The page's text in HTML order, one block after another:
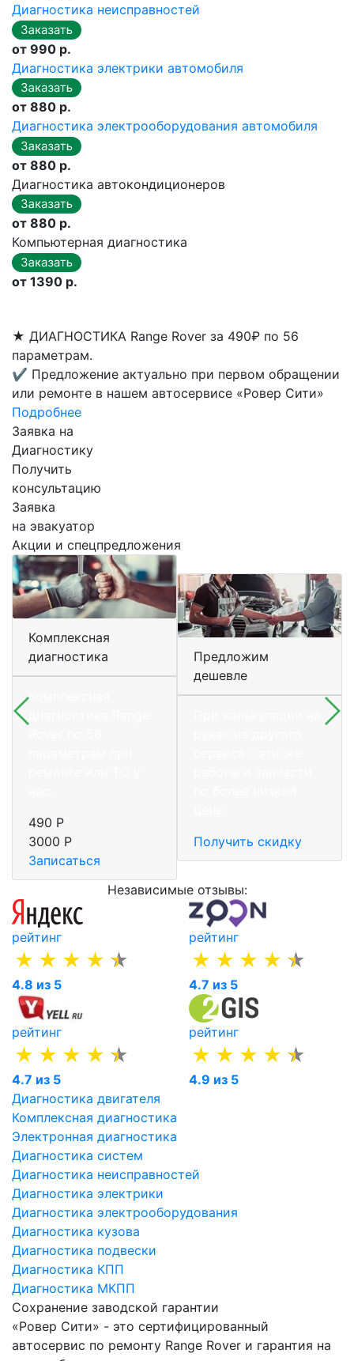
Диагностика неисправностей
от 990 р.
Диагностика электрики автомобиля
от 880 р.
Диагностика электрооборудования автомобиля
от 880 р.
Диагностика автокондиционеров
от 880 р.
Компьютерная диагностика
от 1390 р.
★ ДИАГНОСТИКА Range Rover за 490₽ по 56
параметрам.
✔ Предложение актуально при первом обращении
или ремонте в нашем автосервисе «Ровер Сити»
Подробнее
Заявка на
Диагностику
Получить
консультацию
Заявка
на эвакуатор
Акции и спецпредложения
Комплексная
диагностика
Комплексная
490 Р
3000 Р
Записаться
Предложим
дешевле
Получить скидку
Независимые отзывы:
рейтинг
4.8 из 5
рейтинг
4.7 из 5
рейтинг
4.7 из 5
рейтинг
4.9 из 5
Диагностика двигателя
Комплексная диагностика
Электронная диагностика
Диагностика систем
Диагностика неисправностей
Диагностика электрики
Диагностика электрооборудования
Диагностика кузова
Диагностика подвески
Диагностика КПП
Диагностика МКПП
Сохранение заводской гарантии
«Ровер Сити» - это сертифицированный
автосервис по ремонту Range Rover и гарантия на